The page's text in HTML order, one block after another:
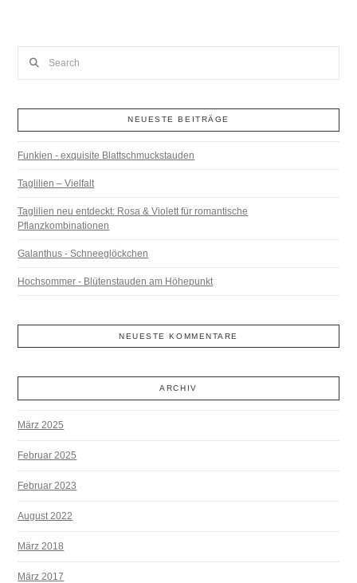
NEUESTE BEITRÄGE
Funkien - exquisite Blattschmuckstauden
Taglilien – Vielfalt
Taglilien neu entdeckt: Rosa & Violett für romantische
Pflanzkombinationen
Galanthus - Schneeglöckchen
Hochsommer - Blütenstauden am Höhepunkt
NEUESTE KOMMENTARE
ARCHIV
März 2025
Februar 2025
Februar 2023
August 2022
März 2018
März 2017